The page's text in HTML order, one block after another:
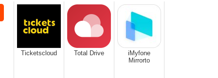
Ticketscloud Total Drive
iMyfone
Mirrorto